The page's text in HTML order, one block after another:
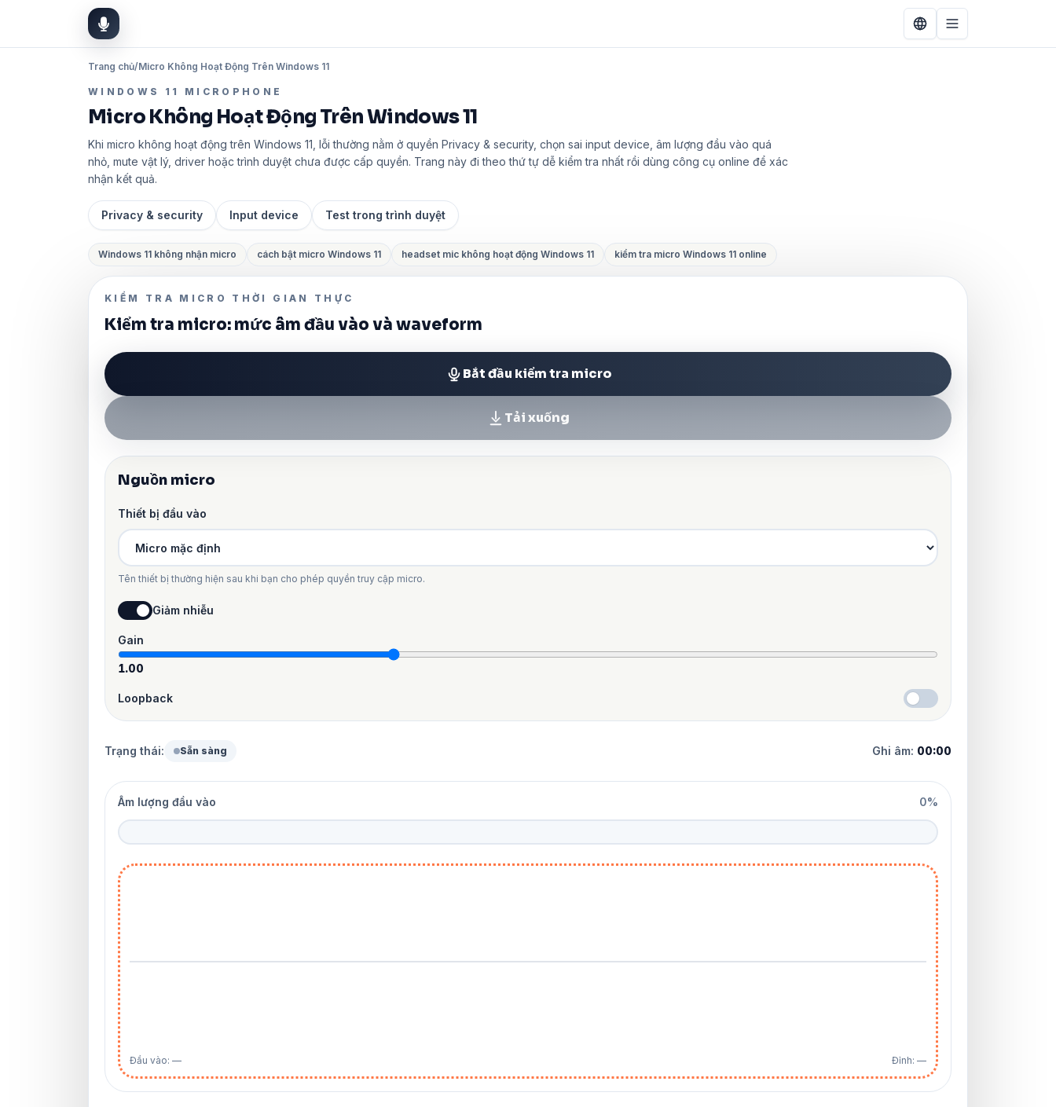
Trang chủ/Micro Không Hoạt Động Trên Windows 11
WINDOWS 11 MICROPHONE
Micro Không Hoạt Động Trên Windows 11
Khi micro không hoạt động trên Windows 11, lỗi thường nằm ở quyền Privacy & security, chọn sai input device, âm lượng đầu vào quá
nhỏ, mute vật lý, driver hoặc trình duyệt chưa được cấp quyền. Trang này đi theo thứ tự dễ kiểm tra nhất rồi dùng công cụ online để xác
nhận kết quả.
Privacy & security Input device Test trong trình duyệt
Windows 11 không nhận micro cách bật micro Windows 11 headset mic không hoạt động Windows 11 kiểm tra micro Windows 11 online
KIỂM TRA MICRO THỜI GIAN THỰC
Kiểm tra micro: mức âm đầu vào và waveform
Bắt đầu kiểm tra micro
Tải xuống
Nguồn micro
Thiết bị đầu vào
Tên thiết bị thường hiện sau khi bạn cho phép quyền truy cập micro.
Giảm nhiễu
Gain
1.00
Loopback
Trạng thái: Sẵn sàng Ghi âm: 00:00
Âm lượng đầu vào 0%
Đầu vào: — Đỉnh: —